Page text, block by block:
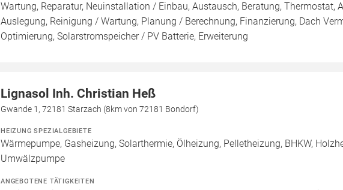
Wartung, Reparatur, Neuinstallation / Einbau, Austausch, Beratung, Thermostat,
Auslegung, Reinigung / Wartung, Planung / Berechnung, Finanzierung, Dach
Optimierung, Solarstromspeicher / PV Batterie, Erweiterung
Lignasol Inh. Christian Heß
Gwande 1, 72181 Starzach (8km von 72181 Bondorf)
HEIZUNG SPEZIALGEBIETE
Wärmepumpe, Gasheizung, Solarthermie, Ölheizung, Pelletheizung, BHKW,
Umwälzpumpe
ANGEBOTENE TÄTIGKEITEN